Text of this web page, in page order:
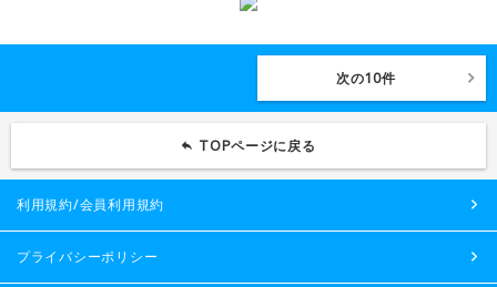
次の10件
TOPページに戻る
利用規約/会員利用規約
プライバシーポリシー